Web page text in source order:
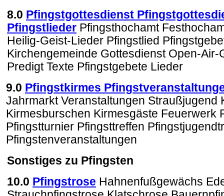
8.0 Pfingstgottesdienst
Pfingstlieder Pfingsthochamt
Heilig-Geist-Lieder Pfingstlied
Kirchengemeinde Gottesdienst Open-Air-
Predigt Texte Pfingstgebete Lieder
9.0 Pfingstkirmes
Jahrmarkt Veranstaltungen Straußjugend
Kirmesburschen Kirmesgäste Feuerwerk
Pfingstturnier Pfingsttreffen
Pfingstenveranstaltungen
Sonstiges zu Pfingsten
10.0 Pfingstrose Hahnenfußgewächs